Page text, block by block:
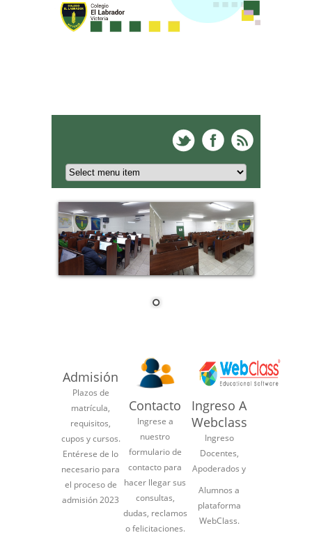
Admisión
Plazos de
matrícula,
requisitos,
cupos y cursos.
Entérese de lo
necesario para
el proceso de
admisión 2023
Contacto
Ingrese a
nuestro
formulario de
contacto para
hacer llegar sus
consultas,
dudas, reclamos
o felicitaciones.
Ingreso A
Webclass
Ingreso
Docentes,
Apoderados y
Alumnos a
plataforma
WebClass.